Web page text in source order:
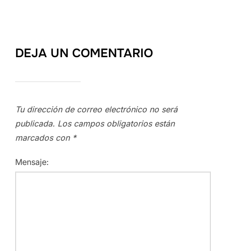
DEJA UN COMENTARIO
Tu dirección de correo electrónico no será
publicada. Los campos obligatorios están
marcados con *
Mensaje: